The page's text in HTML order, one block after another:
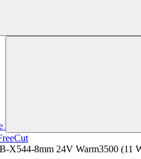
X544-8mm 24V Warm3500 (11